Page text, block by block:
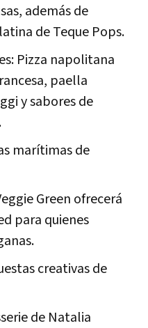
además de
de Teque Pops.
Pizza napolitana
paella
y sabores de
marítimas de
Green ofrecerá
para quienes
creativas de
de Natalia